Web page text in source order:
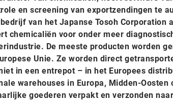
en screening van exportzendingen te
van het Japanse Tosoh Corporation
chemicaliën voor onder meer
De meeste producten worden
Unie. Ze worden direct
in een entrepot – in het Europees
warehouses in Europa, Midden-Oosten
goederen verpakt en verzonden